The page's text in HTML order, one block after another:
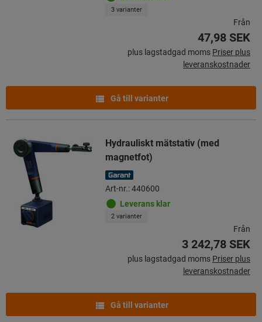
3 varianter
Från
47,98 SEK
plus lagstadgad moms Priser plus
leveranskostnader
Gå till varianter
Hydrauliskt mätstativ (med
magnetfot)
Art-nr.: 440600
Leverans klar
2 varianter
Från
3 242,78 SEK
plus lagstadgad moms Priser plus
leveranskostnader
Gå till varianter